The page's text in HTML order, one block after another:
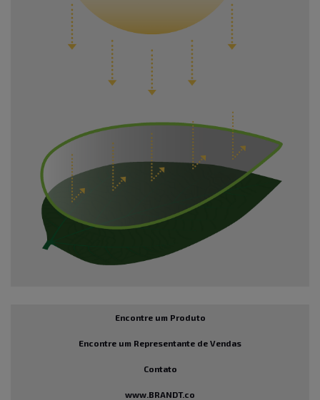
Encontre um Produto
Encontre um Representante de Vendas
Contato
www.BRANDT.co